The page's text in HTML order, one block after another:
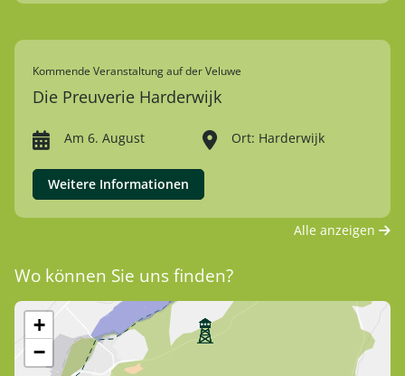
Kommende Veranstaltung auf der Veluwe
Die Preuverie Harderwijk
Am 6. August Ort: Harderwijk
Weitere Informationen
Alle anzeigen
Wo können Sie uns finden?
+
−